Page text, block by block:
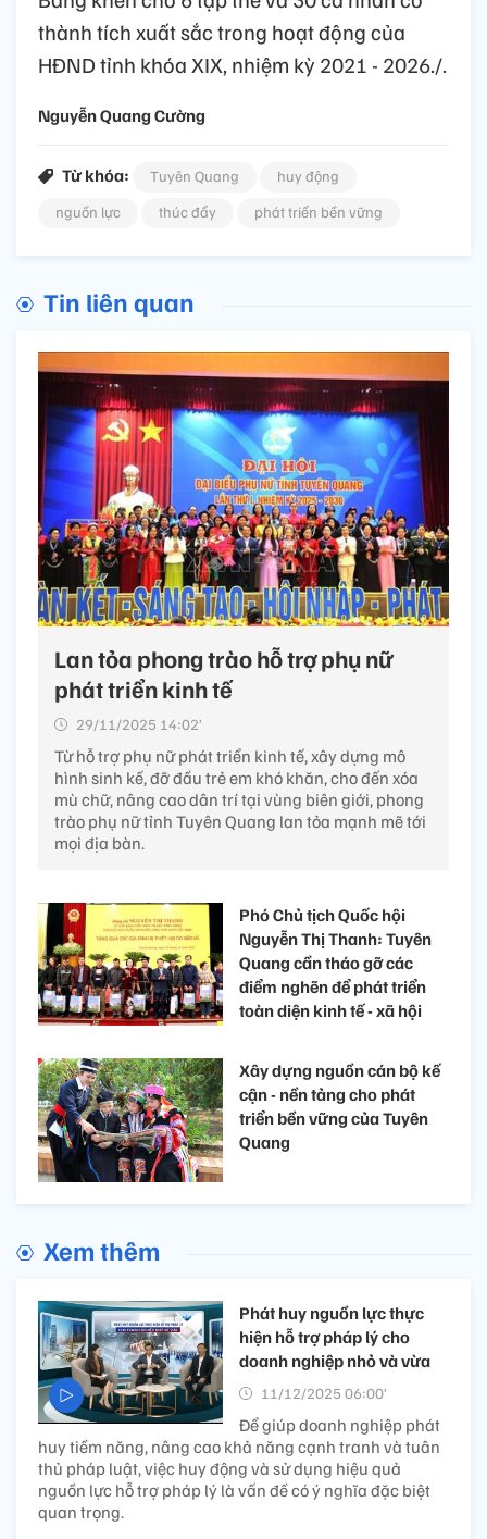
thành tích xuất sắc trong hoạt động của
HĐND tỉnh khóa XIX, nhiệm kỳ 2021 - 2026./.
Nguyễn Quang Cường
Từ khóa: Tuyên Quang
huy động
nguồn lực
thúc đẩy phát triển bền vững
Tin liên quan
Lan tỏa phong trào hỗ trợ phụ nữ
phát triển kinh tế
29/11/2025 14:02’
Từ hỗ trợ phụ nữ phát triển kinh tế, xây dựng mô
hình sinh kế, đỡ đầu trẻ em khó khăn, cho đến xóa
mù chữ, nâng cao dân trí tại vùng biên giới, phong
trào phụ nữ tỉnh Tuyên Quang lan tỏa mạnh mẽ tới
mọi địa bàn.
Phó Chủ tịch Quốc hội
Nguyễn Thị Thanh: Tuyên
Quang cần tháo gỡ các
điểm nghẽn để phát triển
toàn diện kinh tế - xã hội
Xây dựng nguồn cán bộ kế
cận - nền tảng cho phát
triển bền vững của Tuyên
Quang
Xem thêm
Phát huy nguồn lực thực
hiện hỗ trợ pháp lý cho
doanh nghiệp nhỏ và vừa
11/12/2025 06:00’
Để giúp doanh nghiệp phát
huy tiềm năng, nâng cao khả năng cạnh tranh và tuân
thủ pháp luật, việc huy động và sử dụng hiệu quả
nguồn lực hỗ trợ pháp lý là vấn đề có ý nghĩa đặc biệt
quan trọng.